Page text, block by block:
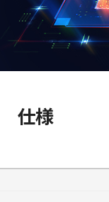
仕様